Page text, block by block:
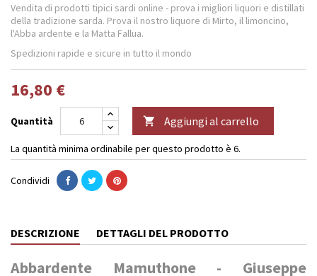
Vendita di prodotti tipici sardi online - prova i migliori liquori e distillati
della tradizione sarda. Prova il nostro liquore di Mirto, il limoncino,
l'Abba ardente e la Matta Fallua.
Spedizioni rapide e sicure in tutto il mondo
16,80 €
Quantità  Aggiungi al carrello
La quantità minima ordinabile per questo prodotto è 6.
Condividi
DESCRIZIONE DETTAGLI DEL PRODOTTO
Abbardente Mamuthone - Giuseppe